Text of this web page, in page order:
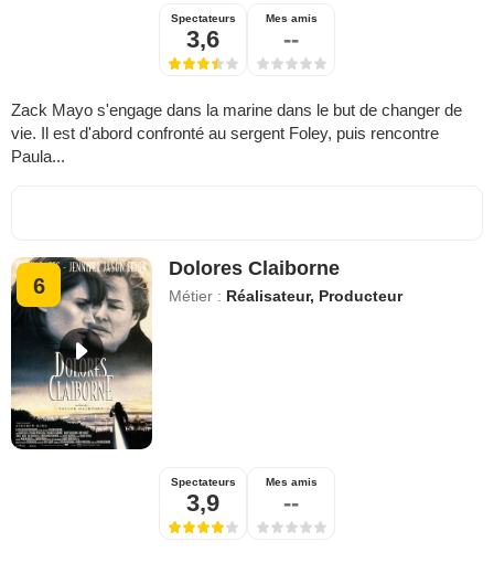
Spectateurs
3,6
Mes amis
--
Zack Mayo s'engage dans la marine dans le but de changer de
vie. Il est d'abord confronté au sergent Foley, puis rencontre
Paula...
6
Dolores Claiborne
Métier : Réalisateur, Producteur
Spectateurs
3,9
Mes amis
--